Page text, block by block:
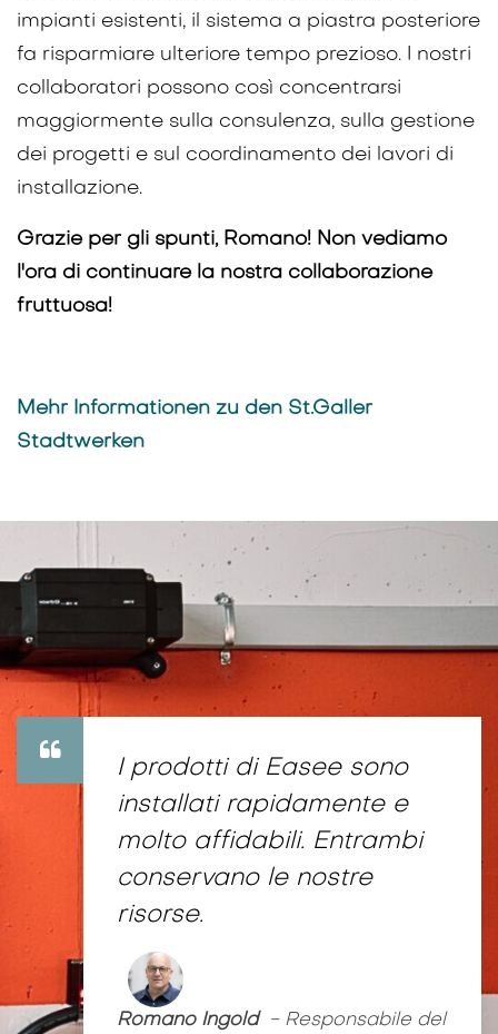
impianti esistenti, il sistema a piastra posteriore
fa risparmiare ulteriore tempo prezioso. I nostri
collaboratori possono così concentrarsi
maggiormente sulla consulenza, sulla gestione
dei progetti e sul coordinamento dei lavori di
installazione.
Grazie per gli spunti, Romano! Non vediamo
l'ora di continuare la nostra collaborazione
fruttuosa!
Mehr Informationen zu den St.Galler
Stadtwerken
I prodotti di Easee sono
installati rapidamente e
molto affidabili. Entrambi
conservano le nostre
risorse.
Romano Ingold - Responsabile del